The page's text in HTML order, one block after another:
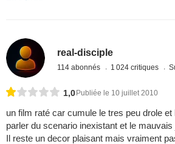
real-disciple
114 abonnés 1 024 critiques
1,0Publiée le 10 juillet 2010
un film raté car cumule le tres peu drole
parler du scenario inexistant et le mauvais
Il reste un decor plaisant mais vraiment